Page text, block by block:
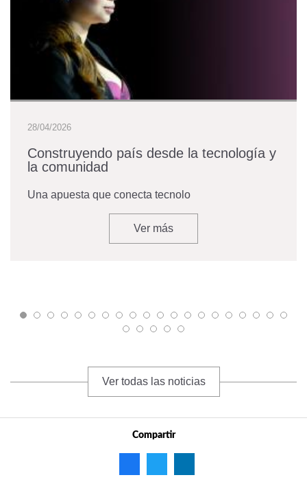
28/04/2026
Construyendo país desde la tecnología y
la comunidad
Una apuesta que conecta tecnolo
Ver más
Ver todas las noticias
Compartir